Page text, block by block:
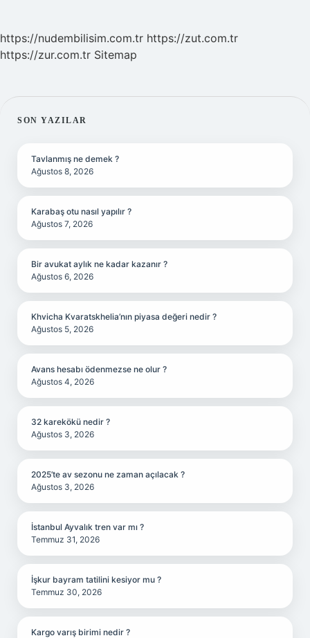
https://nudembilisim.com.tr https://zut.com.tr
https://zur.com.tr Sitemap
SIDEBAR
SON YAZILAR
Tavlanmış ne demek ?
Ağustos 8, 2026
Karabaş otu nasıl yapılır ?
Ağustos 7, 2026
Bir avukat aylık ne kadar kazanır ?
Ağustos 6, 2026
Khvicha Kvaratskhelia’nın piyasa değeri nedir ?
Ağustos 5, 2026
Avans hesabı ödenmezse ne olur ?
Ağustos 4, 2026
32 karekökü nedir ?
Ağustos 3, 2026
2025’te av sezonu ne zaman açılacak ?
Ağustos 3, 2026
İstanbul Ayvalık tren var mı ?
Temmuz 31, 2026
İşkur bayram tatilini kesiyor mu ?
Temmuz 30, 2026
Kargo varış birimi nedir ?